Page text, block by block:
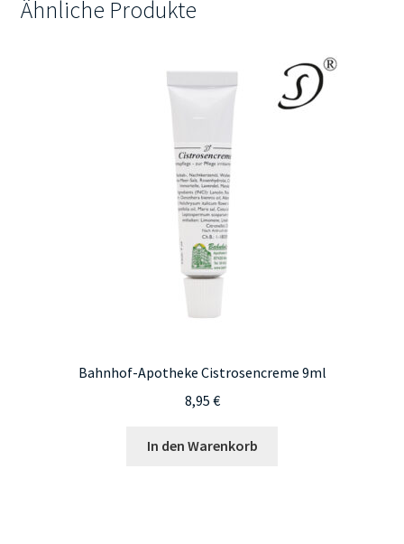
Ähnliche Produkte
Bahnhof-Apotheke Cistrosencreme 9ml
8,95 €
In den Warenkorb